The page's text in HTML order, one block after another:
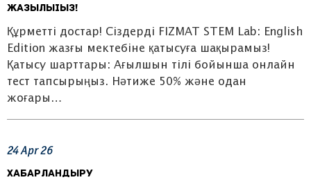
жазылыіыз!
Құрметті достар! Сіздерді FIZMAT STEM Lab: English
Edition жазғы мектебіне қатысуға шақырамыз!
Қатысу шарттары: Ағылшын тілі бойынша онлайн
тест тапсырыңыз. Нәтиже 50% және одан
жоғары…
24Apr26
Хабарландыру